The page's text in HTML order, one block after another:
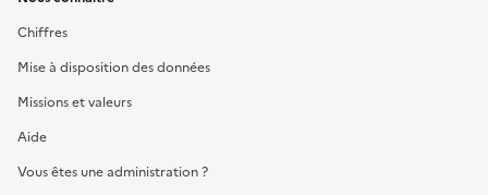
Chiffres
Mise à disposition des données
Missions et valeurs
Aide
Vous êtes une administration ?